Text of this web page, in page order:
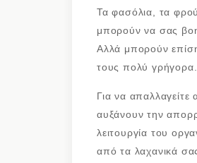
Τα φασόλια, τα
μπορούν να σας
Αλλά μπορούν
τους πολύ γρήγορα.
Για να
αυξάνουν την
λειτουργία του
από τα λαχανικά